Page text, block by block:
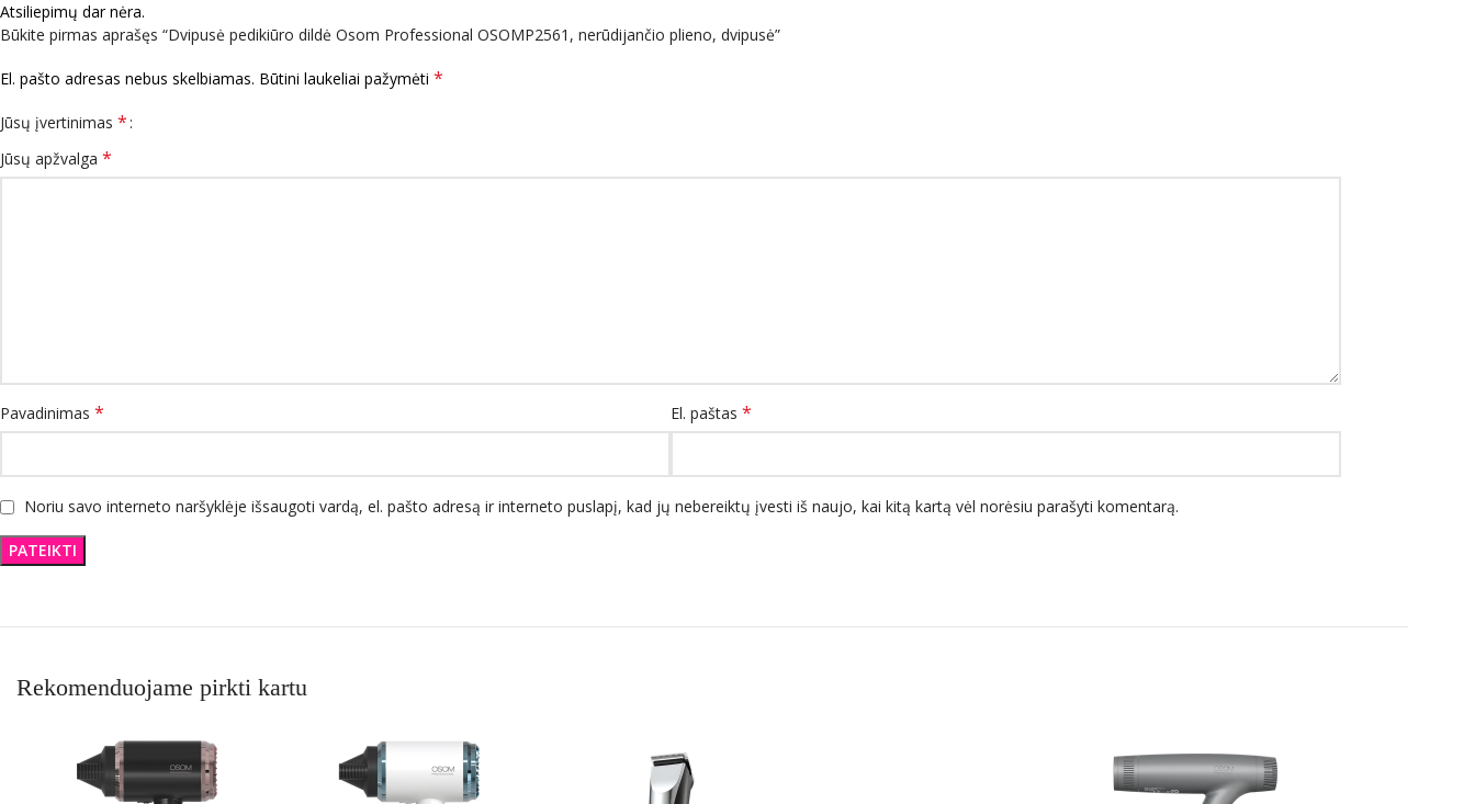
Atsiliepimų dar nėra.
Būkite pirmas aprašęs “Dvipusė pedikiūro dildė Osom Professional OSOMP2561, nerūdijančio plieno, dvipusė”
El. pašto adresas nebus skelbiamas. Būtini laukeliai pažymėti *
Jūsų įvertinimas *
Jūsų apžvalga *
Pavadinimas * El. paštas *
Noriu savo interneto naršyklėje išsaugoti vardą, el. pašto adresą ir interneto puslapį, kad jų nebereiktų įvesti iš naujo, kai kitą kartą vėl norėsiu parašyti komentarą.
Rekomenduojame pirkti kartu